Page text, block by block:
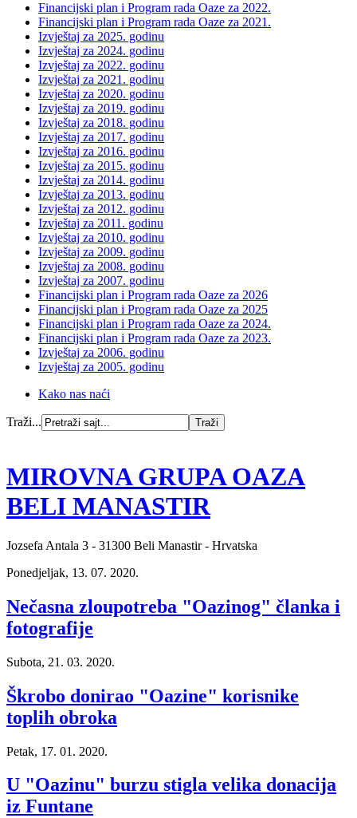
Financijski plan i Program rada Oaze za 2022.
Financijski plan i Program rada Oaze za 2021.
Izvještaj za 2025. godinu
Izvještaj za 2024. godinu
Izvještaj za 2022. godinu
Izvještaj za 2021. godinu
Izvještaj za 2020. godinu
Izvještaj za 2019. godinu
Izvještaj za 2018. godinu
Izvještaj za 2017. godinu
Izvještaj za 2016. godinu
Izvještaj za 2015. godinu
Izvještaj za 2014. godinu
Izvještaj za 2013. godinu
Izvještaj za 2012. godinu
Izvještaj za 2011. godinu
Izvještaj za 2010. godinu
Izvještaj za 2009. godinu
Izvještaj za 2008. godinu
Izvještaj za 2007. godinu
Financijski plan i Program rada Oaze za 2026
Financijski plan i Program rada Oaze za 2025
Financijski plan i Program rada Oaze za 2024.
Financijski plan i Program rada Oaze za 2023.
Izvještaj za 2006. godinu
Izvještaj za 2005. godinu
Kako nas naći
Traži...
MIROVNA GRUPA OAZA
BELI MANASTIR
Jozsefa Antala 3 - 31300 Beli Manastir - Hrvatska
Ponedjeljak, 13. 07. 2020.
Nečasna zloupotreba "Oazinog" članka i
fotografije
Subota, 21. 03. 2020.
Škrobo donirao "Oazine" korisnike
toplih obroka
Petak, 17. 01. 2020.
U "Oazinu" burzu stigla velika donacija
iz Funtane